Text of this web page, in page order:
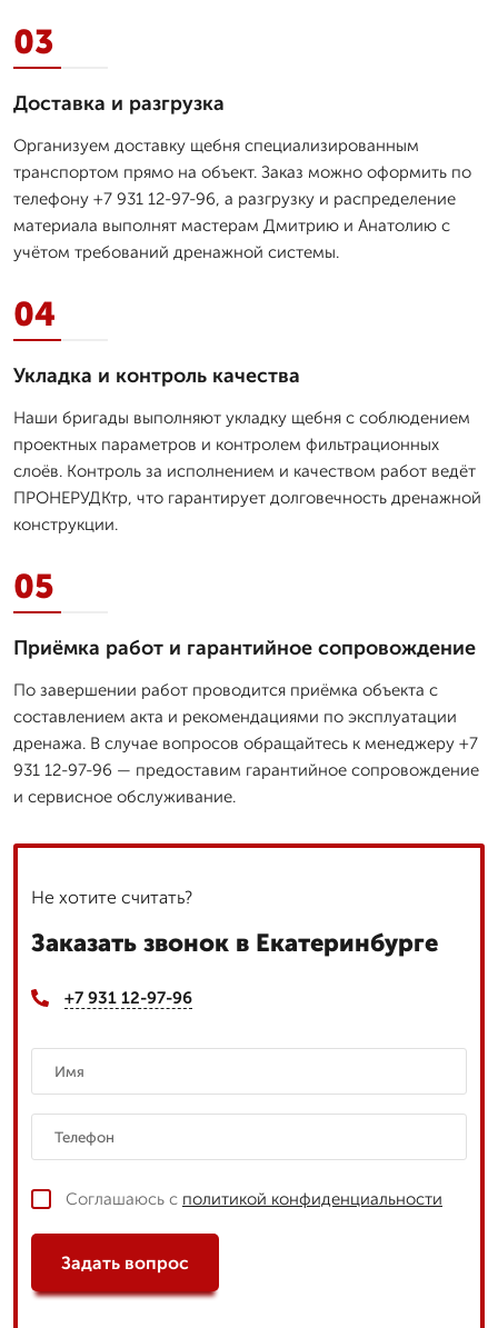
03
Доставка и разгрузка
Организуем доставку щебня специализированным
транспортом прямо на объект. Заказ можно оформить по
телефону +7 931 12-97-96, а разгрузку и распределение
материала выполнят мастерам Дмитрию и Анатолию с
учётом требований дренажной системы.
04
Укладка и контроль качества
Наши бригады выполняют укладку щебня с соблюдением
проектных параметров и контролем фильтрационных
слоёв. Контроль за исполнением и качеством работ ведёт
ПРОНЕРУДКтр, что гарантирует долговечность дренажной
конструкции.
05
Приёмка работ и гарантийное сопровождение
По завершении работ проводится приёмка объекта с
составлением акта и рекомендациями по эксплуатации
дренажа. В случае вопросов обращайтесь к менеджеру +7
931 12-97-96 — предоставим гарантийное сопровождение
и сервисное обслуживание.
Не хотите считать?
Заказать звонок в Екатеринбурге
+7 931 12-97-96
Соглашаюсь с политикой конфиденциальности
Задать вопрос